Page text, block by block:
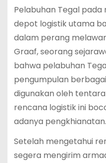
Pelabuhan Tegal
depot logistik utama
dalam perang
Graaf, seorang
bahwa pelabuhan
pengumpulan
digunakan oleh tentara
rencana logistik ini
adanya pengkhianatan.
Setelah mengetahui
segera mengirim